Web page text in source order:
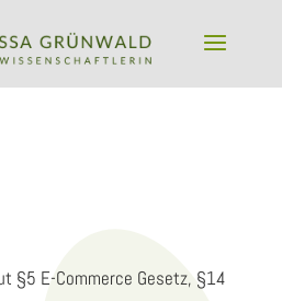
§5 E-Commerce Gesetz, §14